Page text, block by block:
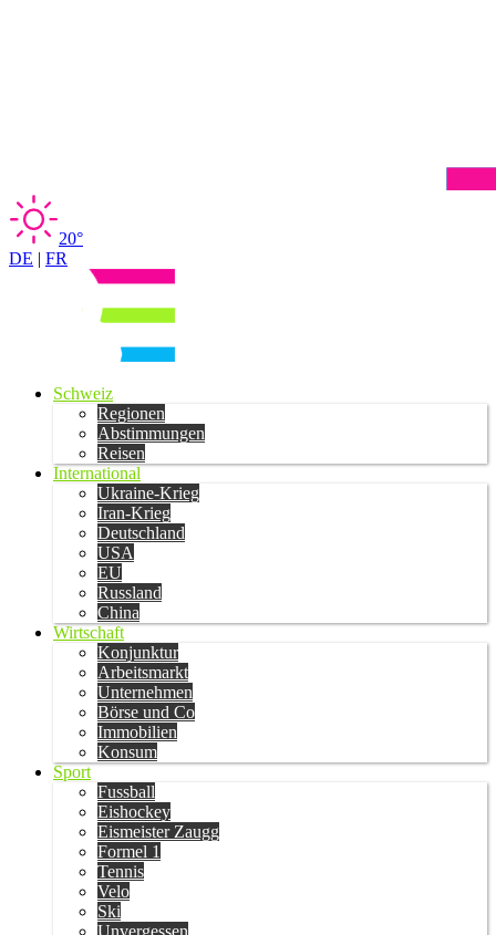
20°
DE | FR
Schweiz
Regionen
Abstimmungen
Reisen
International
Ukraine-Krieg
Iran-Krieg
Deutschland
USA
EU
Russland
China
Wirtschaft
Konjunktur
Arbeitsmarkt
Unternehmen
Börse und Co
Immobilien
Konsum
Sport
Fussball
Eishockey
Eismeister Zaugg
Formel 1
Tennis
Velo
Ski
Unvergessen